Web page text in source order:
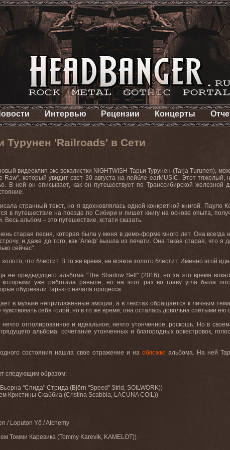
Интервью Рецензии Концерты
Турунен 'Railroads' в Сети
видеоклип экс-вокалистки NIGHTWISH Тарьи Турунен (Tarja Turunen),
Raw", который увидит свет 30 августа на лейбле earMUSIC. Этот тяжелый,
В ней он описывает, как он путешествует по Транссибирской
странный текст, но я вдохновлялась одной конкретной книгой. Пауло
в путешествие на поезде по Сибири и пишет книгу на основе опыта,
Весь альбом – это путешествие, кстати сказать.
старая песня, которая была у меня в демо-форме много лет. Она всегда
и даже до того, как 'Алеф' вышла из печати. Она такая старая, что я
сейчас".
золото, что блестит. В то же время, не всякое золото блестит. Именно этой
ее предыдущего альбома "The Shadow Self" (2016), но за это время
уже работала раньше, но на этот раз во главу угла была
обуревали Тарью с начала процесса.
в музыке неприглаженные эмоции, а в текстах обращается к личным
чувствовать себя голой, но в то же время, она осталась довольна спетыми ею
отполированное и идеальное, нечто утонченное, роскошь. Но в
альбома: сочетание утонченных и благородных оркестровок,
состояния нашла свое отражение и на обложке альбома. На ней
следующим образом:
"Спида" Стрида (Björn "Speed" Strid, SOILWORK))
Кристины Скаббиа (Cristina Scabbia, LACUNA COIL))
/ Loputon Yö / Alchemy
Томми Каревика (Tommy Karevik, KAMELOT))